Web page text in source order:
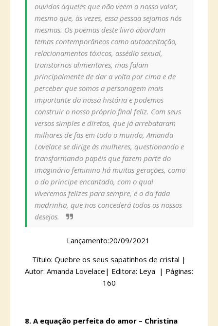
ouvidos àqueles que não veem o nosso valor,
mesmo que, às vezes, essa pessoa sejamos nós
mesmas. Os poemas deste livro abordam
temas contemporâneos como autoaceitação,
relacionamentos tóxicos, assédio sexual,
transtornos alimentares, mas falam
principalmente de dar a volta por cima e de
perceber que somos a personagem mais
importante da nossa história e podemos
construir o nosso próprio final feliz. Com seus
versos simples e diretos, que já arrebataram
milhares de fãs em todo o mundo, Amanda
Lovelace se dirige às mulheres, questionando e
transformando papéis que fazem parte do
imaginário feminino há muitas gerações, como
o do príncipe encantado, com o qual
viveremos felizes para sempre, e o da fada
madrinha, que nos concederá todos os nossos
desejos.
Lançamento:20/09/2021
Título: Quebre os seus sapatinhos de cristal |
Autor: Amanda Lovelace| Editora: Leya | Páginas:
160
8. A equação perfeita do amor – Christina